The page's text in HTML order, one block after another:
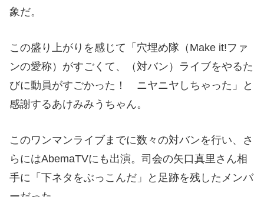
象だ。
この盛り上がりを感じて「穴埋め隊（Make it!ファ
ンの愛称）がすごくて、（対バン）ライブをやるた
びに動員がすごかった！ ニヤニヤしちゃった」と
感謝するあけみみうちゃん。
このワンマンライブまでに数々の対バンを行い、さ
らにはAbemaTVにも出演。司会の矢口真里さん相
手に「下ネタをぶっこんだ」と足跡を残したメンバ